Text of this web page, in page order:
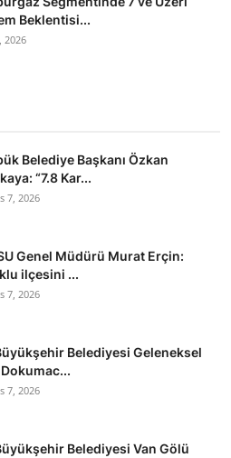
Beklentisi...
2026
Belediye Başkanı Özkan
“7.8 Kar...
7, 2026
Genel Müdürü Murat Erçin:
ilçesini ...
7, 2026
Belediyesi Geleneksel
7, 2026
Belediyesi Van Gölü